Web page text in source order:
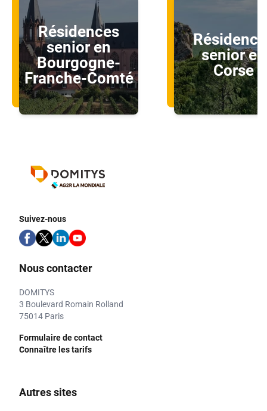
Résidences
senior en
Bourgogne-
Franche-Comté
senior en
Corse
Suivez-nous
Nous contacter
DOMITYS
3 Boulevard Romain Rolland
75014 Paris
Formulaire de contact
Connaître les tarifs
Autres sites